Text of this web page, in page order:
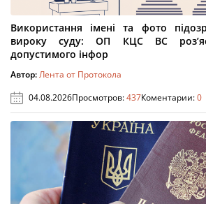
Використання імені та фото
вироку суду: ОП КЦС ВС
допустимого інфор
Автор:Лента от Протокола
04.08.2026Просмотров:437Коментарии:0